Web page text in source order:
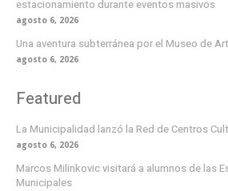
estacionamiento durante eventos masivos
agosto 6, 2026
Una aventura subterránea por el Museo de
agosto 6, 2026
Featured
La Municipalidad lanzó la Red de Centros
agosto 6, 2026
Marcos Milinkovic visitará a alumnos de las
Municipales